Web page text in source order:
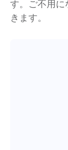
す。ご不用
きます。